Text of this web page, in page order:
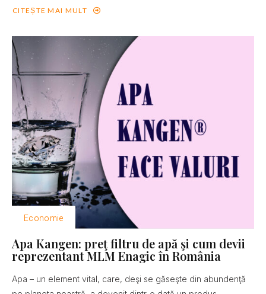
CITEȘTE MAI MULT
Economie
Apa Kangen: preţ filtru de apă şi cum devii
reprezentant MLM Enagic în România
Apa – un element vital, care, deşi se găseşte din abundenţă